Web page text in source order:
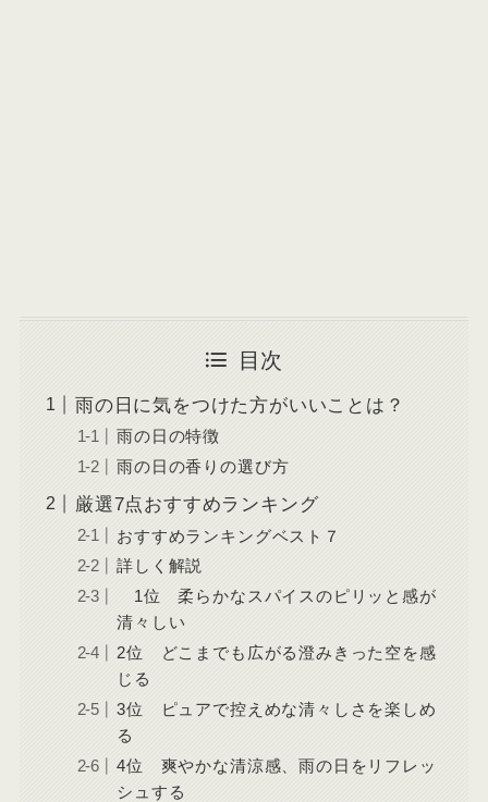
目次
雨の日に気をつけた方がいいことは？
雨の日の特徴
雨の日の香りの選び方
厳選7点おすすめランキング
おすすめランキングベスト７
詳しく解説
1位 柔らかなスパイスのピリッと感が
清々しい
2位 どこまでも広がる澄みきった空を感
じる
3位 ピュアで控えめな清々しさを楽しめ
る
4位 爽やかな清涼感、雨の日をリフレッ
シュする